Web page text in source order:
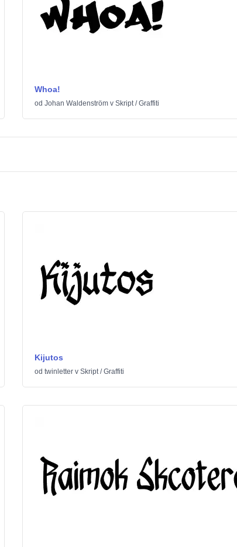
Whoa!
od Johan Waldenströmv Skript/Graffiti
Kijutos
od twinletterv Skript/Graffiti